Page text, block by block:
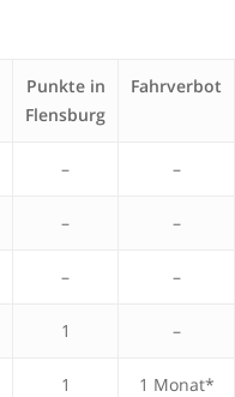
Punkte in
Flensburg
Fahrverbot
– –
– –
– –
1 –
1 1 Monat*